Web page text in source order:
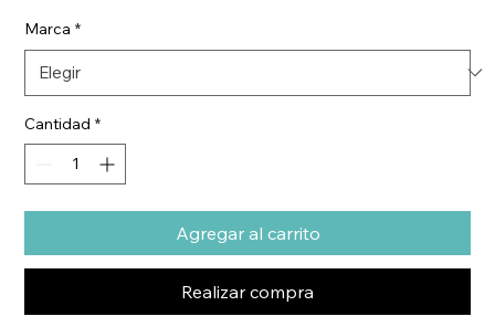
Marca *
Cantidad *
Agregar al carrito
Realizar compra